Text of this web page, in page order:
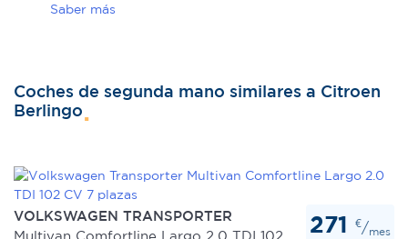
Saber más
Coches de segunda mano similares a Citroen
Berlingo
VOLKSWAGEN TRANSPORTER
271 €/mes